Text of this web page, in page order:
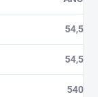
54,5
54,5
540